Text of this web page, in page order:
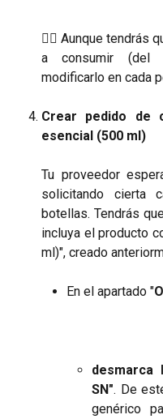
☝🏼 Aunque tendrás
a consumir (del
modificarlo en cada
Crear pedido de
esencial (500 ml)
Tu proveedor
solicitando cierta
botellas. Tendrás
incluya el producto
ml)", creado
En el apartado "
desmarca
SN". De
genérico